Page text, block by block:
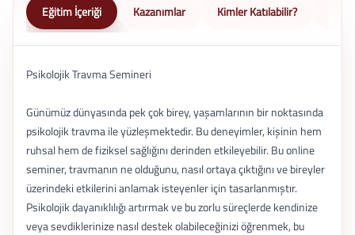
Eğitim İçeriği Kazanımlar Kimler Katılabilir?
Psikolojik Travma Semineri
Günümüz dünyasında pek çok birey, yaşamlarının bir noktasında
psikolojik travma ile yüzleşmektedir. Bu deneyimler, kişinin hem
ruhsal hem de fiziksel sağlığını derinden etkileyebilir. Bu online
seminer, travmanın ne olduğunu, nasıl ortaya çıktığını ve bireyler
üzerindeki etkilerini anlamak isteyenler için tasarlanmıştır.
Psikolojik dayanıklılığı artırmak ve bu zorlu süreçlerde kendinize
veya sevdiklerinize nasıl destek olabileceğinizi öğrenmek, bu